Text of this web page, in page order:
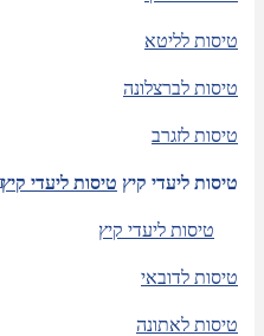
טיסות לליטא
טיסות לברצלונה
טיסות לזגרב
טיסות ליעדי קיץ טיסות ליעדי קיץ
טיסות ליעדי קיץ
טיסות לדובאי
טיסות לאתונה